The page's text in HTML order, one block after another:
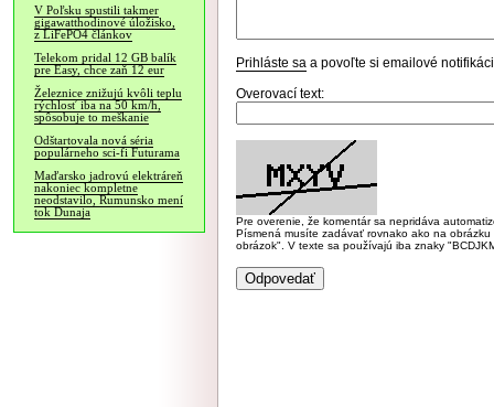
V Poľsku spustili takmer
gigawatthodinové úložisko,
z LiFePO4 článkov
Telekom pridal 12 GB balík
pre Easy, chce zaň 12 eur
Železnice znižujú kvôli teplu
rýchlosť iba na 50 km/h,
spôsobuje to meškanie
Odštartovala nová séria
populárneho sci-fi Futurama
Maďarsko jadrovú elektráreň
nakoniec kompletne
neodstavilo, Rumunsko mení
tok Dunaja
Prihláste sa a povoľte si emailové
Overovací text:
Pre overenie, že komentár sa nepridáva
Písmená musíte zadávať rovnako ako na
obrázok". V texte sa používajú iba znaky